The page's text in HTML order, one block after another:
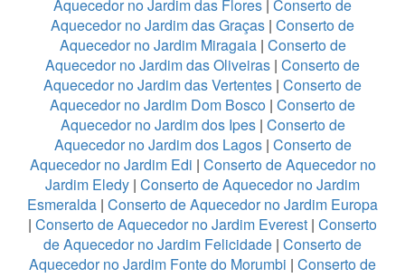
Aquecedor no Jardim das Flores | Conserto de
Aquecedor no Jardim das Graças | Conserto de
Aquecedor no Jardim Miragaia| Conserto de
Aquecedor no Jardim das Oliveiras | Conserto de
Aquecedor no Jardim das Vertentes | Conserto de
Aquecedor no Jardim Dom Bosco | Conserto de
Aquecedor no Jardim dos Ipes| Conserto de
Aquecedor no Jardim dos Lagos| Conserto de
Aquecedor no Jardim Edi | Conserto de Aquecedor no
Jardim Eledy | Conserto de Aquecedor no Jardim
Esmeralda | Conserto de Aquecedor no Jardim Europa
| Conserto de Aquecedor no Jardim Everest | Conserto
de Aquecedor no Jardim Felicidade | Conserto de
Aquecedor no Jardim Fonte do Morumbi | Conserto de